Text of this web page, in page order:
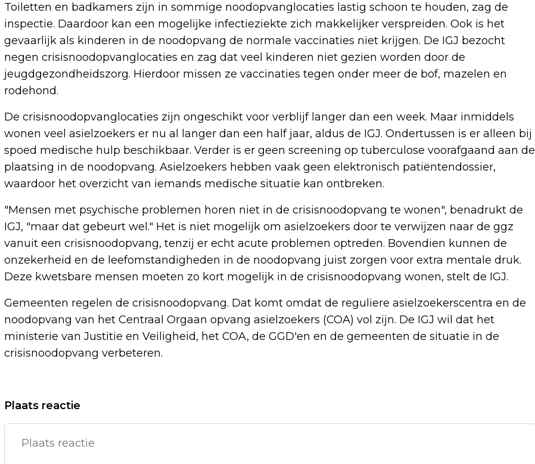
Toiletten en badkamers zijn in sommige noodopvanglocaties lastig schoon te houden, zag de
inspectie. Daardoor kan een mogelijke infectieziekte zich makkelijker verspreiden. Ook is het
gevaarlijk als kinderen in de noodopvang de normale vaccinaties niet krijgen. De IGJ bezocht
negen crisisnoodopvanglocaties en zag dat veel kinderen niet gezien worden door de
jeugdgezondheidszorg. Hierdoor missen ze vaccinaties tegen onder meer de bof, mazelen en
rodehond.
De crisisnoodopvanglocaties zijn ongeschikt voor verblijf langer dan een week. Maar inmiddels
wonen veel asielzoekers er nu al langer dan een half jaar, aldus de IGJ. Ondertussen is er alleen bij
spoed medische hulp beschikbaar. Verder is er geen screening op tuberculose voorafgaand aan de
plaatsing in de noodopvang. Asielzoekers hebben vaak geen elektronisch patiëntendossier,
waardoor het overzicht van iemands medische situatie kan ontbreken.
"Mensen met psychische problemen horen niet in de crisisnoodopvang te wonen", benadrukt de
IGJ, "maar dat gebeurt wel." Het is niet mogelijk om asielzoekers door te verwijzen naar de ggz
vanuit een crisisnoodopvang, tenzij er echt acute problemen optreden. Bovendien kunnen de
onzekerheid en de leefomstandigheden in de noodopvang juist zorgen voor extra mentale druk.
Deze kwetsbare mensen moeten zo kort mogelijk in de crisisnoodopvang wonen, stelt de IGJ.
Gemeenten regelen de crisisnoodopvang. Dat komt omdat de reguliere asielzoekerscentra en de
noodopvang van het Centraal Orgaan opvang asielzoekers (COA) vol zijn. De IGJ wil dat het
ministerie van Justitie en Veiligheid, het COA, de GGD'en en de gemeenten de situatie in de
crisisnoodopvang verbeteren.
Vorig artikel
BOSKALIS BOEKT MEER WINST EN SLUIT
2022 MET RECORD AAN ORDERS
VAN DE ZANDSCHULP VOOR DERDE KEER
Plaats reactie